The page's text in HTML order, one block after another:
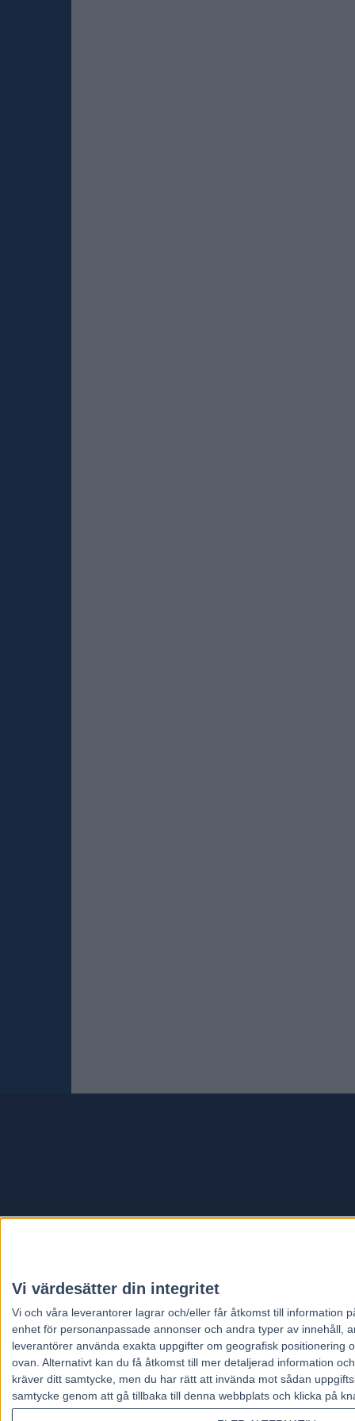
Vi värdesätter din integritet
Vi och våra leverantorer lagrar och/eller får åtkomst till information
enhet för personanpassade annonser och andra typer av innehåll,
leverantörer använda exakta uppgifter om geografisk
ovan. Alternativt kan du få åtkomst till mer detaljerad information
kräver ditt samtycke, men du har rätt att invända mot sådan
samtycke genom att gå tillbaka till denna webbplats och klicka på